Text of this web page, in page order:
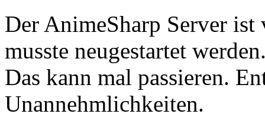
Der AnimeSharp Server
musste neugestartet
Das kann mal passieren.
Unannehmlichkeiten.